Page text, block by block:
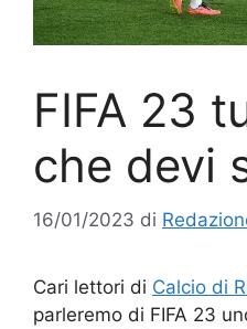
FIFA 23
che devi
16/01/2023 di
Cari lettori di Calcio di
parleremo di FIFA 23